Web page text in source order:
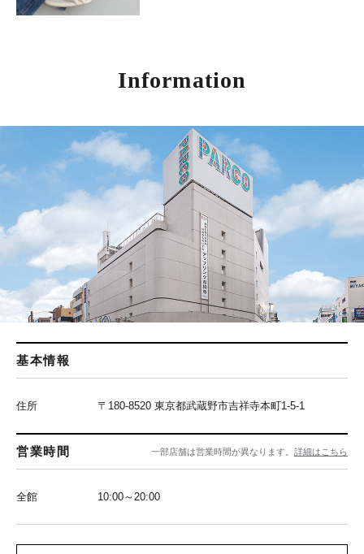
Information
基本情報
住所 〒180-8520 東京都武蔵野市吉祥寺本町1-5-1
営業時間 一部店舗は営業時間が異なります。 詳細はこちら
全館 10:00～20:00